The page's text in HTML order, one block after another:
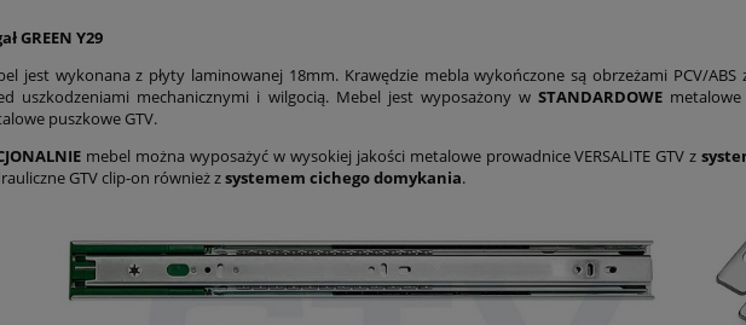
GREEN Y29
jest wykonana z płyty laminowanej 18mm. Krawędzie mebla wykończone są obrzeżami PCV/ABS
uszkodzeniami mechanicznymi i wilgocią. Mebel jest wyposażony wSTANDARDOWE
puszkowe GTV.
mebel można wyposażyć w wysokiej jakości metalowe prowadnice VERSALITE GTV z
GTV clip-on również zsystemem cichego domykania.